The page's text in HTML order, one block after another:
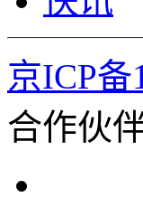
京ICP
合作伙